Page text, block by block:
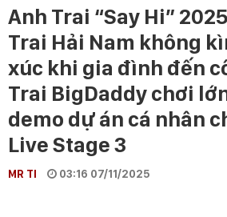
Anh Trai “Say Hi”
Trai Hải Nam không
xúc khi gia đình đến
Trai BigDaddy chơi
demo dự án cá nhân
Live Stage 3
MR TI 03:16 07/11/2025